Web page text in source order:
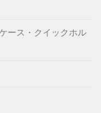
ース・クイックホル